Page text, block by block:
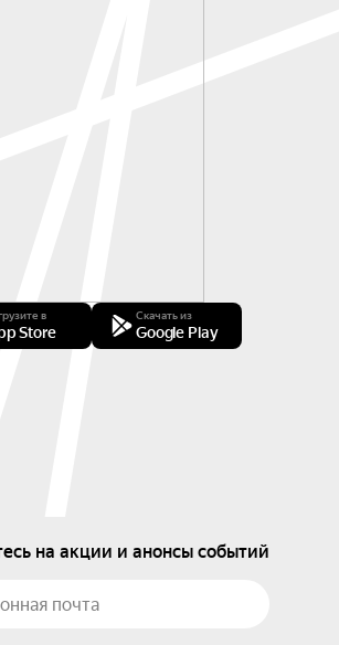
в
Store
Скачать из
Google Play
на акции и анонсы событий